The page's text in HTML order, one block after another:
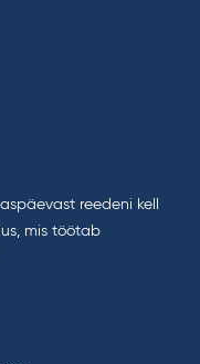
reedeni kell
mis töötab